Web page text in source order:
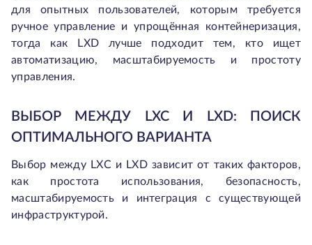
для опытных пользователей, которым требуется
ручное управление и упрощённая контейнеризация,
тогда как LXD лучше подходит тем, кто ищет
автоматизацию, масштабируемость и простоту
управления.
ВЫБОР МЕЖДУ LXC И LXD: ПОИСК
ОПТИМАЛЬНОГО ВАРИАНТА
Выбор между LXC и LXD зависит от таких факторов,
как простота использования, безопасность,
масштабируемость и интеграция с существующей
инфраструктурой.